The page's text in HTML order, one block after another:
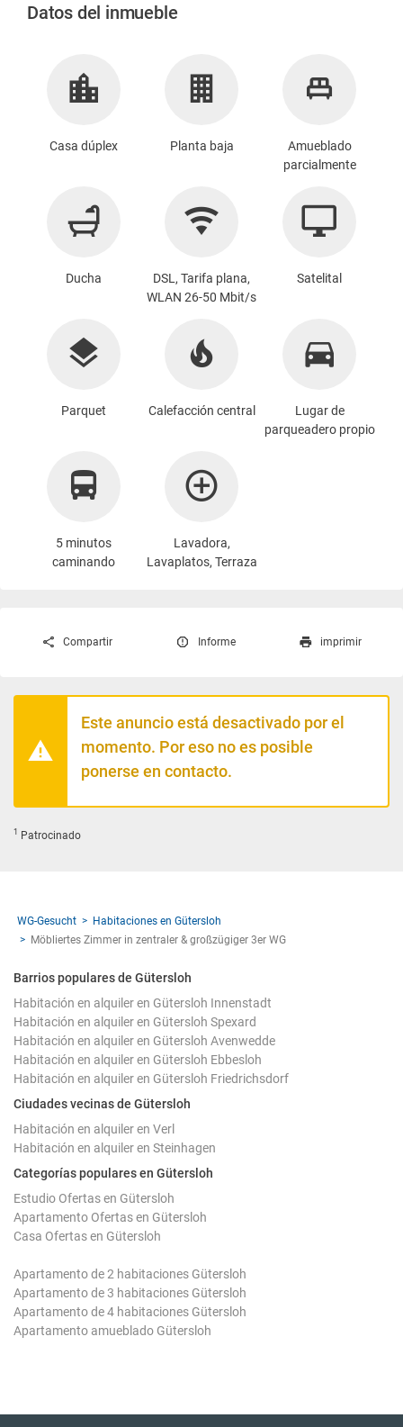
Datos del inmueble
Casa dúplex Planta baja
Amueblado
parcialmente
Ducha
DSL, Tarifa plana,
WLAN 26-50 Mbit/s
Satelital
Parquet Calefacción central
Lugar de
parqueadero propio
5 minutos
caminando
Lavadora,
Lavaplatos, Terraza
Compartir Informe imprimir
Este anuncio está desactivado por el
momento. Por eso no es posible
ponerse en contacto.
1 Patrocinado
WG-Gesucht
Habitaciones en Gütersloh
Möbliertes Zimmer in zentraler & großzügiger 3er WG
Barrios populares de Gütersloh
Habitación en alquiler en Gütersloh Innenstadt
Habitación en alquiler en Gütersloh Spexard
Habitación en alquiler en Gütersloh Avenwedde
Habitación en alquiler en Gütersloh Ebbesloh
Habitación en alquiler en Gütersloh Friedrichsdorf
Ciudades vecinas de Gütersloh
Habitación en alquiler en Verl
Habitación en alquiler en Steinhagen
Categorías populares en Gütersloh
Estudio Ofertas en Gütersloh
Apartamento Ofertas en Gütersloh
Casa Ofertas en Gütersloh
Apartamento de 2 habitaciones Gütersloh
Apartamento de 3 habitaciones Gütersloh
Apartamento de 4 habitaciones Gütersloh
Apartamento amueblado Gütersloh